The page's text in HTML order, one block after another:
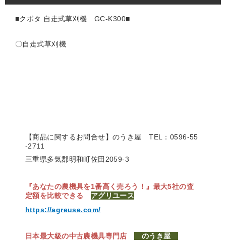
■クボタ 自走式草刈機 GC-K300■
〇自走式草刈機
【商品に関するお問合せ】のうき屋TEL：0596-55
-2711
三重県多気郡明和町佐田2059-3
『あなたの農機具を1番高く売ろう！』 最大5社の査
定額を比較できる アグリユース
https://agreuse.com/
日本最大級の中古農機具専門店
のうき屋